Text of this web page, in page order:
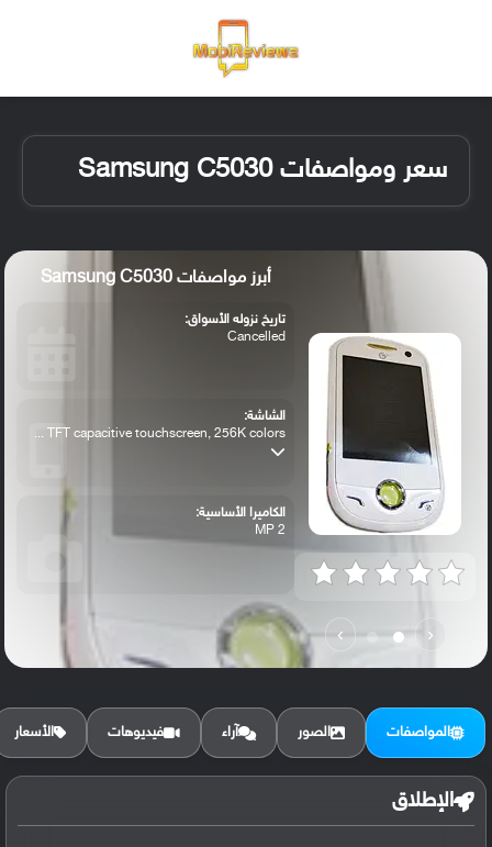
سعر ومواصفات Samsung C5030
‹
›
أبرز مواصفات Samsung C5030
تاريخ نزوله الأسواق:
Cancelled
الشاشة:
TFT capacitive touchscreen, 256K colors ...
الكاميرا الأساسية:
2 MP
المواصفات الصور آراء فيديوهات الأسعار
الإطلاق